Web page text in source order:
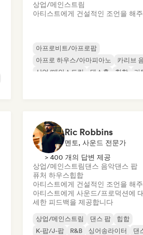
상업/메인스트림
아티스트에게 건설적인 조언을 해
아프로비트/아프로팝
아프로 하우스/아마피아노
카리브
상업/메인스트림
댄스홀 힙합
라
Ric Robbins
멘토, 사운드 전문가
> 400 개의 답변 제공
상업/메인스트림댄스 음악댄스 팝
퓨처 하우스힙합
아티스트에게 건설적인 조언을 해
아티스트에게 사운드/프로덕션에
세한 피드백을 제공합니다
상업/메인스트림 댄스 팝
힙합
K-팝/J-팝
R&B 싱어송라이터
댄